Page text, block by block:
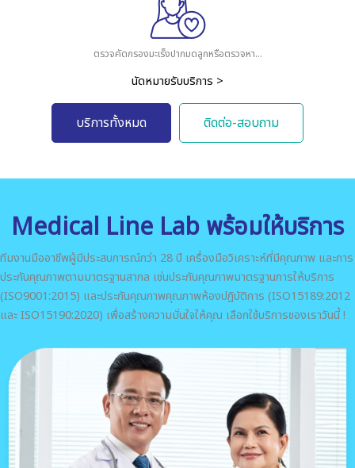
ตรวจคัดกรองมะเร็งปากมดลูกหรือตรวจหา...
นัดหมายรับบริการ >
บริการทั้งหมด ติดต่อ-สอบถาม
Medical Line Lab พร้อมให้บริการ
ทีมงานมืออาชีพผู้มีประสบการณ์กว่า 28 ปี เครื่องมือวิเคราะห์ที่มีคุณภาพ และการ
ประกันคุณภาพตามมาตรฐานสากล เช่นประกันคุณภาพมาตรฐานการให้บริการ
(ISO9001:2015) และประกันคุณภาพคุณภาพห้องปฎิบัติการ (ISO15189:2012
และ ISO15190:2020) เพื่อสร้างความมั่นใจให้คุณ เลือกใช้บริการของเราวันนี้ !